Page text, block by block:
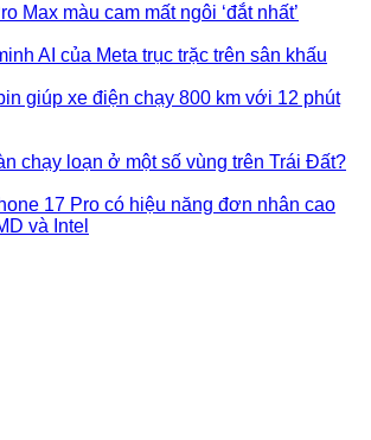
Max màu cam mất ngôi ‘đắt nhất’
AI của Meta trục trặc trên sân khấu
giúp xe điện chạy 800 km với 12 phút
chạy loạn ở một số vùng trên Trái Đất?
17 Pro có hiệu năng đơn nhân cao
và Intel